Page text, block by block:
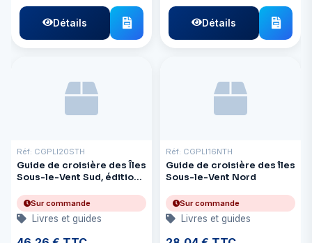
Détails Détails
Réf: CGPLI20STH
Guide de croisière des Îles
Sous-le-Vent Sud, édition
Sur commande
Livres et guides
Réf: CGPLI16NTH
Guide de croisière des îles
Sous-le-Vent Nord
Sur commande
Livres et guides